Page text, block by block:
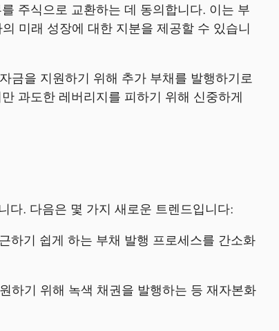
주식으로 교환하는 데 동의합니다. 이는 부
미래 성장에 대한 지분을 제공할 수 있습니
금을 지원하기 위해 추가 부채를 발행하기로
과도한 레버리지를 피하기 위해 신중하게
다. 다음은 몇 가지 새로운 트렌드입니다:
하기 쉽게 하는 부채 발행 프로세스를 간소화
하기 위해 녹색 채권을 발행하는 등 재자본화